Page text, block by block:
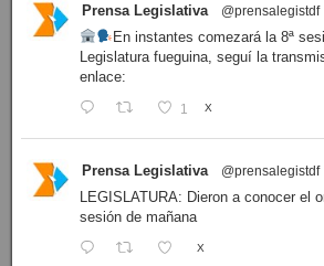
Prensa Legislativa @prensalegistdf
En instantes comezará la 8ª
Legislatura fueguina, seguí la
enlace:
1 X
Prensa Legislativa @prensalegistdf
LEGISLATURA: Dieron a conocer el
sesión de mañana
X